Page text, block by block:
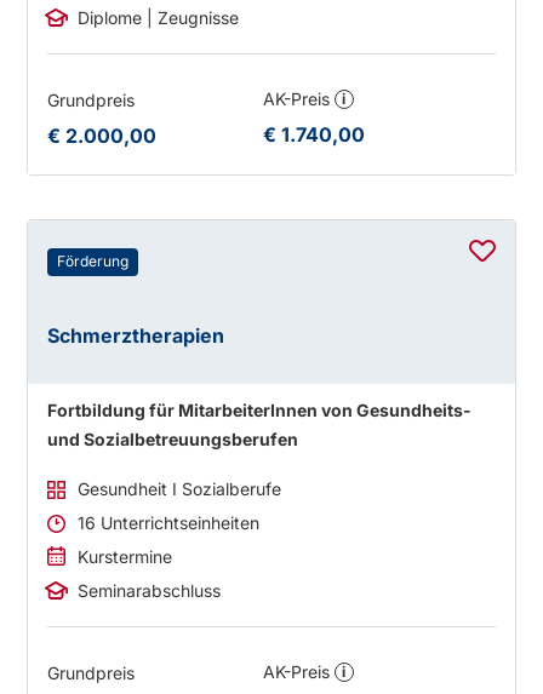
Diplome | Zeugnisse
Grundpreis
€ 2.000,00
AK-Preis i
€ 1.740,00
Förderung
Schmerztherapien
Fortbildung für MitarbeiterInnen von Gesundheits-
und Sozialbetreuungsberufen
Gesundheit I Sozialberufe
16 Unterrichtseinheiten
Kurstermine
Seminarabschluss
Grundpreis AK-Preis i